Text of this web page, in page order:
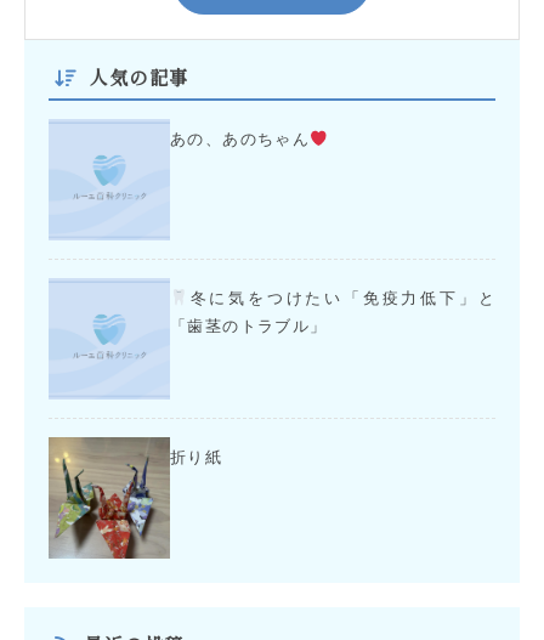
人気の記事
あの、あのちゃん
冬に気をつけたい「免疫力低下」と
「歯茎のトラブル」
折り紙